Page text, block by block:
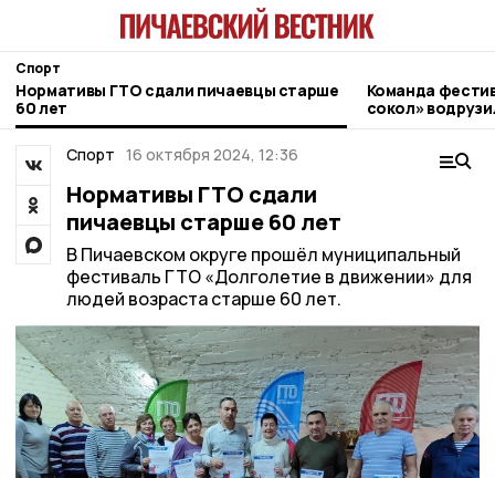
Спорт
Нормативы ГТО сдали пичаевцы старше
60 лет
Команда
сокол»
области на
Спорт 16 октября 2024, 12:36
Нормативы ГТО сдали
пичаевцы старше 60 лет
В Пичаевском округе прошёл муниципальный
фестиваль ГТО «Долголетие в движении» для
людей возраста старше 60 лет.